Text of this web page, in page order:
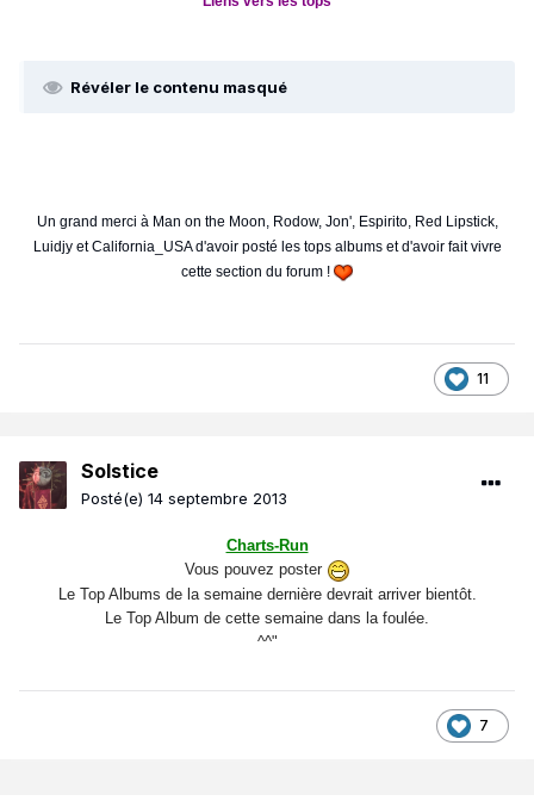
Révéler le contenu masqué
Un grand merci à Man on the Moon, Rodow, Jon', Espirito, Red Lipstick,
Luidjy et California_USA d'avoir posté les tops albums et d'avoir fait vivre
cette section du forum !
11
Solstice
Posté(e) 14 septembre 2013
Charts-Run
Vous pouvez poster
Le Top Albums de la semaine dernière devrait arriver bientôt.
Le Top Album de cette semaine dans la foulée.
^^"
7